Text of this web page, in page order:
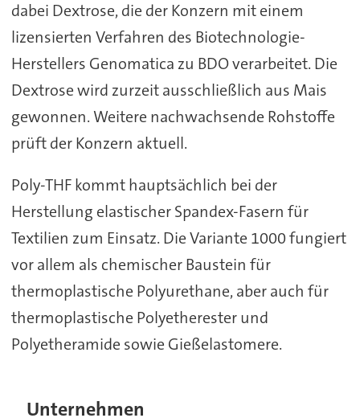
dabei Dextrose, die der Konzern mit einem
lizensierten Verfahren des Biotechnologie-
Herstellers Genomatica zu BDO verarbeitet. Die
Dextrose wird zurzeit ausschließlich aus Mais
gewonnen. Weitere nachwachsende Rohstoffe
prüft der Konzern aktuell.
Poly-THF kommt hauptsächlich bei der
Herstellung elastischer Spandex-Fasern für
Textilien zum Einsatz. Die Variante 1000 fungiert
vor allem als chemischer Baustein für
thermoplastische Polyurethane, aber auch für
thermoplastische Polyetherester und
Polyetheramide sowie Gießelastomere.
Unternehmen